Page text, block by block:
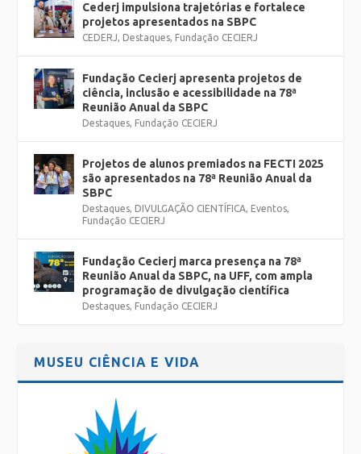
Cederj impulsiona trajetórias e fortalece
projetos apresentados na SBPC
CEDERJ, Destaques, Fundação CECIERJ
Fundação Cecierj apresenta projetos de
ciência, inclusão e acessibilidade na 78ª
Reunião Anual da SBPC
Destaques, Fundação CECIERJ
Projetos de alunos premiados na FECTI 2025
são apresentados na 78ª Reunião Anual da
SBPC
Destaques, DIVULGAÇÃO CIENTÍFICA, Eventos,
Fundação CECIERJ
Fundação Cecierj marca presença na 78ª
Reunião Anual da SBPC, na UFF, com ampla
programação de divulgação científica
Destaques, Fundação CECIERJ
MUSEU CIÊNCIA E VIDA